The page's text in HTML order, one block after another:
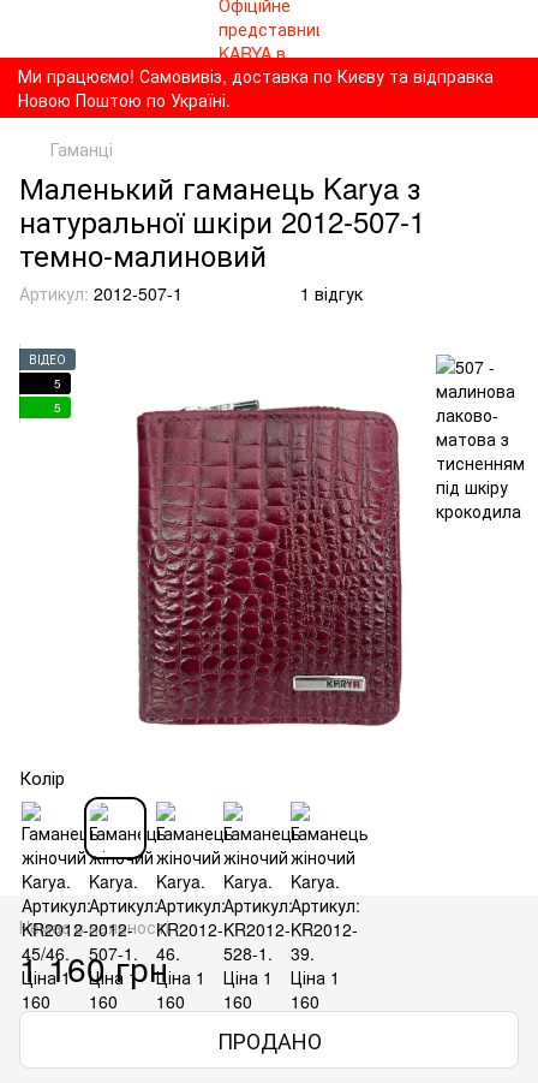
Ми працюємо! Самовивіз, доставка по Києву та відправка
Новою Поштою по Україні.
Гаманці
Маленький гаманець Karya з
натуральної шкіри 2012-507-1
темно-малиновий
Артикул: 2012-507-1 1 відгук
ВІДЕО
5
5
Колір
Немає в наявності
1 160 грн
ПРОДАНО